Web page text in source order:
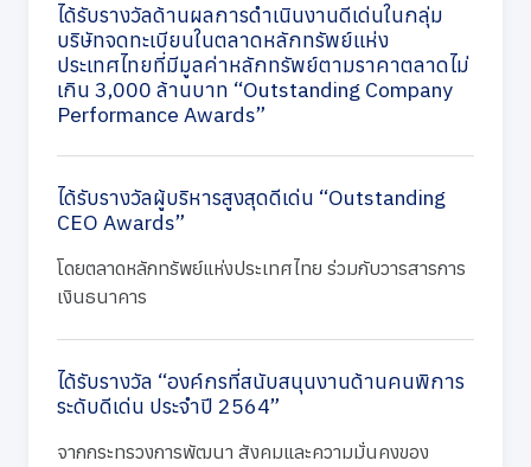
ได้รับรางวัลด้านผลการดำเนินงานดีเด่นในกลุ่ม
บริษัทจดทะเบียนในตลาดหลักทรัพย์แห่ง
ประเทศไทยที่มีมูลค่าหลักทรัพย์ตามราคาตลาดไม่
เกิน 3,000 ล้านบาท “Outstanding Company
Performance Awards”
ได้รับรางวัลผู้บริหารสูงสุดดีเด่น “Outstanding
CEO Awards”
โดยตลาดหลักทรัพย์แห่งประเทศไทย ร่วมกับวารสารการ
เงินธนาคาร
ได้รับรางวัล “องค์กรที่สนับสนุนงานด้านคนพิการ
ระดับดีเด่น ประจำปี 2564”
จากกระทรวงการพัฒนา สังคมและความมั่นคงของ